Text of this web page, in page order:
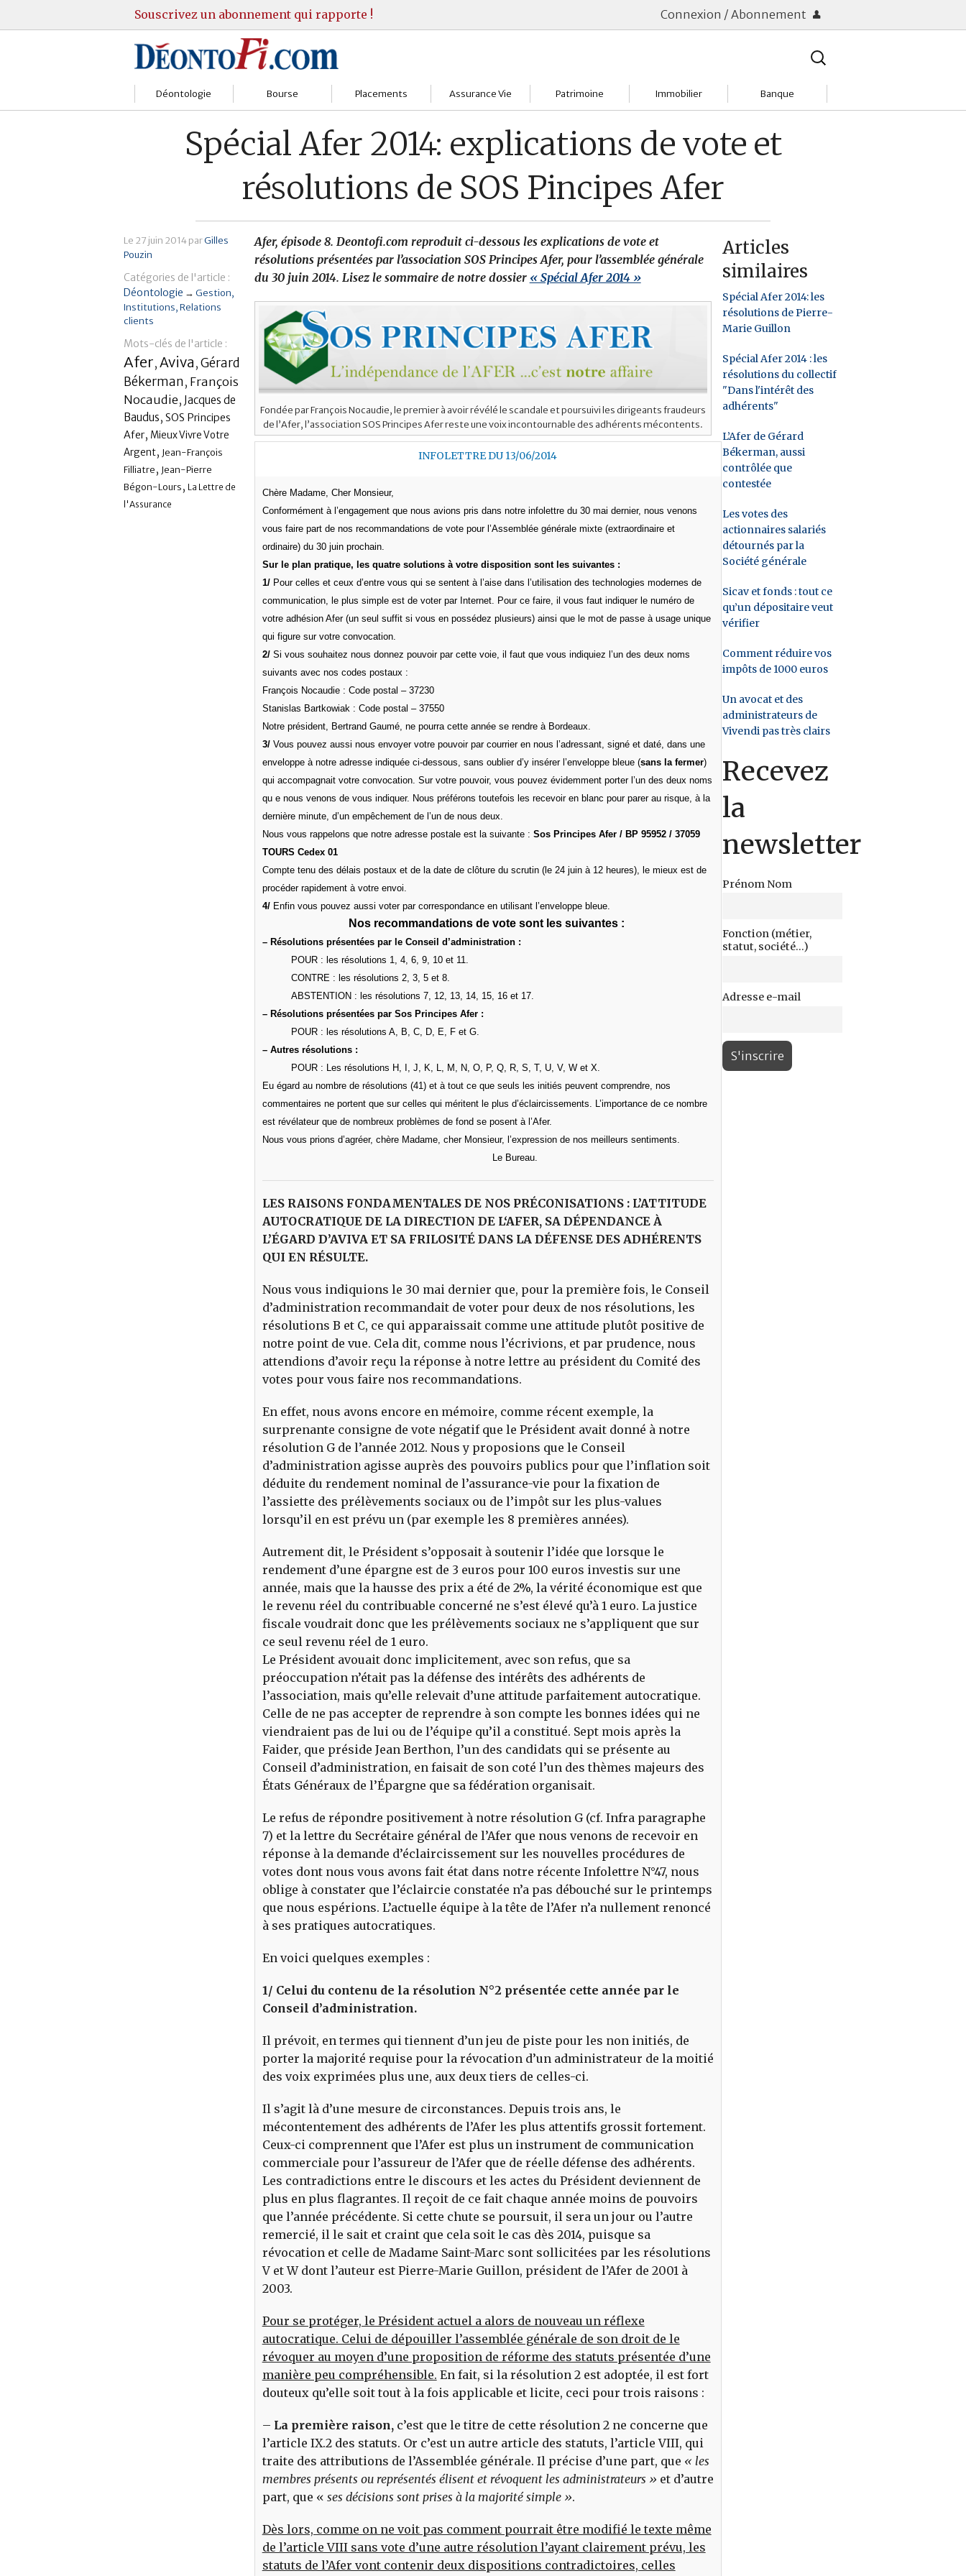
Souscrivez un abonnement qui rapporte ! Connexion / Abonnement
Rechercher
Déontologie
Gestion
Marchés
Relations clients
Réglementation
Bourse
Courtiers
Guide Actions
Guide Sicav
Stratégie
Marchés
Pratique et OST
Placements
Fonds d’investissments
Assurance vie
Livrets
Immobilier
Assurance Vie
Choisir
Comprendre
Contrats
Gérer
Patrimoine
Conseil Gestion
Objectifs & stratégie
Retraite
Transmission
Immobilier
Acheter
Investir
Location
Tendances
Banque
Comptes & Livrets
Frais bancaires
Placements & banques
Spécial Afer 2014: explications de vote et
résolutions de SOS Pincipes Afer
Le 27 juin 2014parGilles
Pouzin
Catégories de l'article :
Déontologie → Gestion
Institutions Relations
clients
Mots-clés de l'article :
Afer, Aviva , Gérard
Békerman, François
Nocaudie, Jacques de
Baudus, SOS Principes
Afer, Mieux Vivre Votre
Argent, Jean-François
Filliatre , Jean-Pierre
Bégon-Lours , La Lettre de
l'Assurance
Afer, épisode 8. Deontofi.com reproduit ci-dessous les explications de vote et
résolutions présentées par l’association SOS Principes Afer, pour l’assemblée générale
du 30 juin 2014. Lisez le sommaire de notre dossier « Spécial Afer 2014 »
Fondée par François Nocaudie, le premier à avoir révélé le scandale et poursuivi les dirigeants fraudeurs
de l’Afer, l’association SOS Principes Afer reste une voix incontournable des adhérents mécontents.
INFOLETTRE DU 13/06/2014
Chère Madame, Cher Monsieur,
Conformément à l’engagement que nous avions pris dans notre infolettre du 30 mai dernier, nous venons
vous faire part de nos recommandations de vote pour l’Assemblée générale mixte (extraordinaire et
ordinaire) du 30 juin prochain.
Sur le plan pratique, les quatre solutions à votre disposition sont les suivantes :
1/Pour celles et ceux d’entre vous qui se sentent à l’aise dans l’utilisation des technologies modernes de
communication, le plus simple est de voter par Internet. Pour ce faire, il vous faut indiquer le numéro de
votre adhésion Afer (un seul suffit si vous en possédez plusieurs) ainsi que le mot de passe à usage unique
qui figure sur votre convocation.
2/Si vous souhaitez nous donnez pouvoir par cette voie, il faut que vous indiquiez l’un des deux noms
suivants avec nos codes postaux :
François Nocaudie : Code postal – 37230
Stanislas Bartkowiak : Code postal – 37550
Notre président, Bertrand Gaumé, ne pourra cette année se rendre à Bordeaux.
3/Vous pouvez aussi nous envoyer votre pouvoir par courrier en nous l’adressant, signé et daté, dans une
enveloppe à notre adresse indiquée ci-dessous, sans oublier d’y insérer l’enveloppe bleue (sans la fermer)
qui accompagnait votre convocation. Sur votre pouvoir, vous pouvez évidemment porter l’un des deux noms
qu e nous venons de vous indiquer. Nous préférons toutefois les recevoir en blanc pour parer au risque, à la
dernière minute, d’un empêchement de l’un de nous deux.
Nous vous rappelons que notre adresse postale est la suivante : Sos Principes Afer / BP 95952 / 37059
TOURS Cedex 01
Compte tenu des délais postaux et de la date de clôture du scrutin (le 24 juin à 12 heures), le mieux est de
procéder rapidement à votre envoi.
4/ Enfin vous pouvez aussi voter par correspondance en utilisant l’enveloppe bleue.
Nos recommandations de vote sont les suivantes :
– Résolutions présentées par le Conseil d’administration :
POUR : les résolutions 1, 4, 6, 9, 10 et 11.
CONTRE : les résolutions 2, 3, 5 et 8.
ABSTENTION : les résolutions 7, 12, 13, 14, 15, 16 et 17.
– Résolutions présentées par Sos Principes Afer :
POUR : les résolutions A, B, C, D, E, F et G.
– Autres résolutions :
POUR : Les résolutions H, I, J, K, L, M, N, O, P, Q, R, S, T, U, V, W et X.
Eu égard au nombre de résolutions (41) et à tout ce que seuls les initiés peuvent comprendre, nos
commentaires ne portent que sur celles qui méritent le plus d’éclaircissements. L’importance de ce nombre
est révélateur que de nombreux problèmes de fond se posent à l’Afer.
Nous vous prions d’agréer, chère Madame, cher Monsieur, l’expression de nos meilleurs sentiments.
Le Bureau.
LES RAISONS FONDAMENTALES DE NOS PRÉCONISATIONS : L’ATTITUDE
AUTOCRATIQUE DE LA DIRECTION DE L‘AFER, SA DÉPENDANCE À
L’ÉGARD D’AVIVA ET SA FRILOSITÉ DANS LA DÉFENSE DES ADHÉRENTS
QUI EN RÉSULTE.
Nous vous indiquions le 30 mai dernier que, pour la première fois, le Conseil
d’administration recommandait de voter pour deux de nos résolutions, les
résolutions B et C, ce qui apparaissait comme une attitude plutôt positive de
notre point de vue. Cela dit, comme nous l’écrivions, et par prudence, nous
attendions d’avoir reçu la réponse à notre lettre au président du Comité des
votes pour vous faire nos recommandations.
En effet, nous avons encore en mémoire, comme récent exemple, la
surprenante consigne de vote négatif que le Président avait donné à notre
résolution G de l’année 2012. Nous y proposions que le Conseil
d’administration agisse auprès des pouvoirs publics pour que l’inflation soit
déduite du rendement nominal de l’assurance-vie pour la fixation de
l’assiette des prélèvements sociaux ou de l’impôt sur les plus-values
lorsqu’il en est prévu un (par exemple les 8 premières années).
Autrement dit, le Président s’opposait à soutenir l’idée que lorsque le
rendement d’une épargne est de 3 euros pour 100 euros investis sur une
année, mais que la hausse des prix a été de 2%, la vérité économique est que
le revenu réel du contribuable concerné ne s’est élevé qu’à 1 euro. La justice
fiscale voudrait donc que les prélèvements sociaux ne s’appliquent que sur
ce seul revenu réel de 1 euro.
Le Président avouait donc implicitement, avec son refus, que sa
préoccupation n’était pas la défense des intérêts des adhérents de
l’association, mais qu’elle relevait d’une attitude parfaitement autocratique.
Celle de ne pas accepter de reprendre à son compte les bonnes idées qui ne
viendraient pas de lui ou de l’équipe qu’il a constitué. Sept mois après la
Faider, que préside Jean Berthon, l’un des candidats qui se présente au
Conseil d’administration, en faisait de son coté l’un des thèmes majeurs des
États Généraux de l’Épargne que sa fédération organisait.
Le refus de répondre positivement à notre résolution G (cf. Infra paragraphe
7) et la lettre du Secrétaire général de l’Afer que nous venons de recevoir en
réponse à la demande d’éclaircissement sur les nouvelles procédures de
votes dont nous vous avons fait état dans notre récente Infolettre N°47, nous
oblige à constater que l’éclaircie constatée n’a pas débouché sur le printemps
que nous espérions. L’actuelle équipe à la tête de l’Afer n’a nullement renoncé
à ses pratiques autocratiques.
En voici quelques exemples :
1/ Celui du contenu de la résolution N°2 présentée cette année par le
Conseil d’administration.
Il prévoit, en termes qui tiennent d’un jeu de piste pour les non initiés, de
porter la majorité requise pour la révocation d’un administrateur de la moitié
des voix exprimées plus une, aux deux tiers de celles-ci.
Il s’agit là d’une mesure de circonstances. Depuis trois ans, le
mécontentement des adhérents de l’Afer les plus attentifs grossit fortement.
Ceux-ci comprennent que l’Afer est plus un instrument de communication
commerciale pour l’assureur de l’Afer que de réelle défense des adhérents.
Les contradictions entre le discours et les actes du Président deviennent de
plus en plus flagrantes. Il reçoit de ce fait chaque année moins de pouvoirs
que l’année précédente. Si cette chute se poursuit, il sera un jour ou l’autre
remercié, il le sait et craint que cela soit le cas dès 2014, puisque sa
révocation et celle de Madame Saint-Marc sont sollicitées par les résolutions
V et W dont l’auteur est Pierre-Marie Guillon, président de l’Afer de 2001 à
2003.
Pour se protéger, le Président actuel a alors de nouveau un réflexe
autocratique. Celui de dépouiller l’assemblée générale de son droit de le
révoquer au moyen d’une proposition de réforme des statuts présentée d’une
manière peu compréhensible. En fait, si la résolution 2 est adoptée, il est fort
douteux qu’elle soit tout à la fois applicable et licite, ceci pour trois raisons :
– La première raison,c’est que le titre de cette résolution 2 ne concerne que
l’article IX.2 des statuts. Or c’est un autre article des statuts, l’article VIII, qui
traite des attributions de l’Assemblée générale. Il précise d’une part, que « les
membres présents ou représentés élisent et révoquent les administrateurs » et d’autre
part, que « ses décisions sont prises à la majorité simple ».
Dès lors, comme on ne voit pas comment pourrait être modifié le texte même
de l’article VIII sans vote d’une autre résolution l’ayant clairement prévu, les
statuts de l’Afer vont contenir deux dispositions contradictoires, celles
Articles
similaires
Spécial Afer 2014: les
résolutions de Pierre-
Marie Guillon
Spécial Afer 2014 : les
résolutions du collectif
"Dans l'intérêt des
adhérents"
L’Afer de Gérard
Békerman, aussi
contrôlée que
contestée
Les votes des
actionnaires salariés
détournés par la
Société générale
Sicav et fonds : tout ce
qu’un dépositaire veut
vérifier
Comment réduire vos
impôts de 1000 euros
Un avocat et des
administrateurs de
Vivendi pas très clairs
Recevez
la
newsletter
Prénom Nom
Fonction (métier,
statut, société...)
Adresse e-mail